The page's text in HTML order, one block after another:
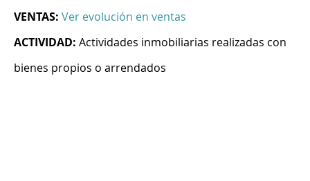
VENTAS: Ver evolución en ventas
ACTIVIDAD: Actividades inmobiliarias realizadas con
bienes propios o arrendados